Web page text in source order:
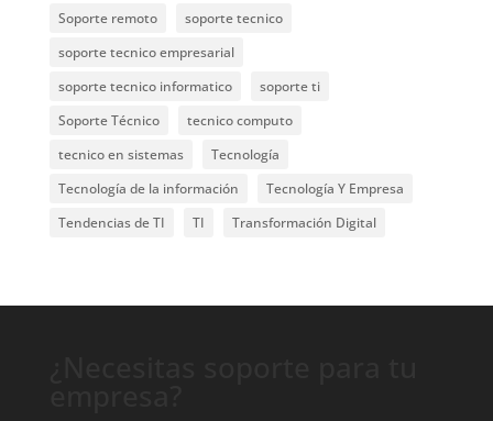
Soporte remoto
soporte tecnico
soporte tecnico empresarial
soporte tecnico informatico
soporte ti
Soporte Técnico
tecnico computo
tecnico en sistemas
Tecnología
Tecnología de la información
Tecnología Y Empresa
Tendencias de TI
TI Transformación Digital